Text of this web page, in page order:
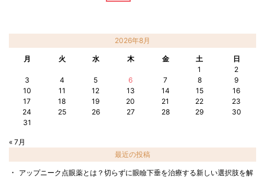
2026年8月
月 火 水 木 金 土
日
1
2
3
4 5 6 7 8
9
10
11 12 13 14 15
16
17
18 19 20 21 22
23
24
25 26 27 28 29
30
31
« 7月
最近の投稿
アップニーク点眼薬とは？切らずに眼瞼下垂を治療する新しい選択肢を解